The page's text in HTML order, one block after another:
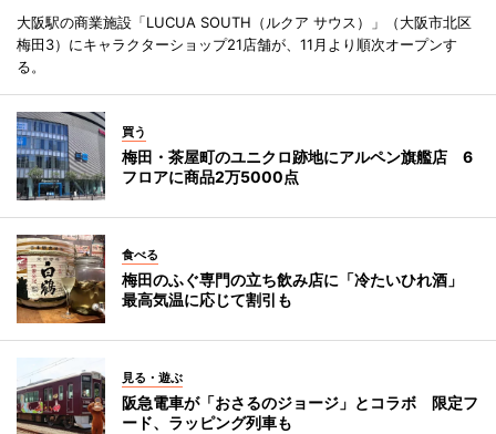
大阪駅の商業施設「LUCUA SOUTH（ルクア サウス）」（大阪市北区
梅田3）にキャラクターショップ21店舗が、11月より順次オープンす
る。
買う
梅田・茶屋町のユニクロ跡地にアルペン旗艦店 6
フロアに商品2万5000点
食べる
梅田のふぐ専門の立ち飲み店に「冷たいひれ酒」
最高気温に応じて割引も
見る・遊ぶ
阪急電車が「おさるのジョージ」とコラボ 限定フ
ード、ラッピング列車も